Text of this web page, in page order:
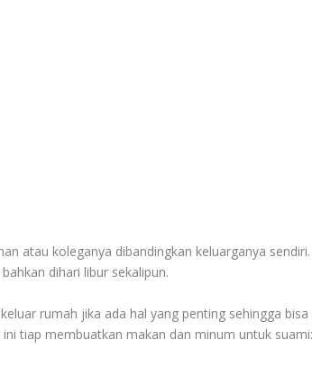
atau koleganya dibandingkan keluarganya sendiri.
dihari libur sekalipun.
rumah jika ada hal yang penting sehingga bisa
tiap membuatkan makan dan minum untuk